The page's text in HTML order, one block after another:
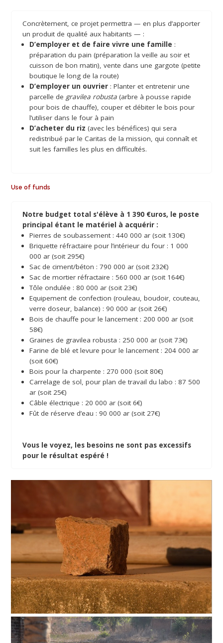
Concrètement, ce projet permettra — en plus d’apporter
un produit de qualité aux habitants — :
D’employer et de faire vivre une famille :
préparation du pain (préparation la veille au soir et
cuisson de bon matin), vente dans une gargote (petite
boutique le long de la route)
D’employer un ouvrier : Planter et entretenir une
parcelle de gravilea robusta (arbre à pousse rapide
pour bois de chauffe), couper et débiter le bois pour
l’utiliser dans le four à pain
D’acheter du riz (avec les bénéfices) qui sera
redistribué par le Caritas de la mission, qui connaît et
suit les familles les plus en difficultés.
Use of funds
Notre budget total s'élève à 1 390 €uros, le poste
principal étant le matériel à acquérir :
Pierres de soubassement : 440 000 ar (soit 130€)
Briquette réfractaire pour l’intérieur du four : 1 000
000 ar (soit 295€)
Sac de ciment/béton : 790 000 ar (soit 232€)
Sac de mortier réfractaire : 560 000 ar (soit 164€)
Tôle ondulée : 80 000 ar (soit 23€)
Equipement de confection (rouleau, boudoir, couteau,
verre doseur, balance) : 90 000 ar (soit 26€)
Bois de chauffe pour le lancement : 200 000 ar (soit
58€)
Graines de gravilea robusta : 250 000 ar (soit 73€)
Farine de blé et levure pour le lancement : 204 000 ar
(soit 60€)
Bois pour la charpente : 270 000 (soit 80€)
Carrelage de sol, pour plan de travail du labo : 87 500
ar (soit 25€)
Câble électrique : 20 000 ar (soit 6€)
Fût de réserve d’eau : 90 000 ar (soit 27€)
Vous le voyez, les besoins ne sont pas excessifs
pour le résultat espéré !